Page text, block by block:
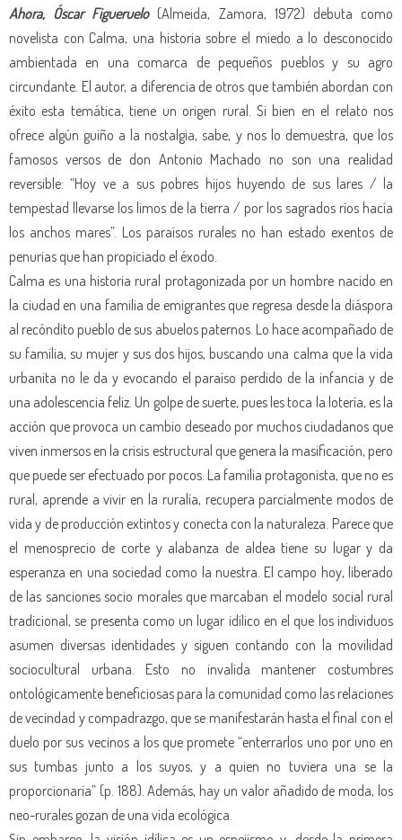
Ahora, Óscar Figueruelo(Almeida, Zamora, 1972) debuta como
novelista con Calma, una historia sobre el miedo a lo desconocido
ambientada en una comarca de pequeños pueblos y su agro
circundante. El autor, a diferencia de otros que también abordan con
éxito esta temática, tiene un origen rural. Si bien en el relato nos
ofrece algún guiño a la nostalgia, sabe, y nos lo demuestra, que los
famosos versos de don Antonio Machado no son una realidad
reversible: “Hoy ve a sus pobres hijos huyendo de sus lares / la
tempestad llevarse los limos de la tierra / por los sagrados ríos hacía
los anchos mares”. Los paraísos rurales no han estado exentos de
penurias que han propiciado el éxodo.
Calma es una historia rural protagonizada por un hombre nacido en
la ciudad en una familia de emigrantes que regresa desde la diáspora
al recóndito pueblo de sus abuelos paternos. Lo hace acompañado de
su familia, su mujer y sus dos hijos, buscando una calma que la vida
urbanita no le da y evocando el paraíso perdido de la infancia y de
una adolescencia feliz. Un golpe de suerte, pues les toca la lotería, es la
acción que provoca un cambio deseado por muchos ciudadanos que
viven inmersos en la crisis estructural que genera la masificación, pero
que puede ser efectuado por pocos. La familia protagonista, que no es
rural, aprende a vivir en la ruralía, recupera parcialmente modos de
vida y de producción extintos y conecta con la naturaleza. Parece que
el menosprecio de corte y alabanza de aldea tiene su lugar y da
esperanza en una sociedad como la nuestra. El campo hoy, liberado
de las sanciones socio morales que marcaban el modelo social rural
tradicional, se presenta como un lugar idílico en el que los individuos
asumen diversas identidades y siguen contando con la movilidad
sociocultural urbana. Esto no invalida mantener costumbres
ontológicamente beneficiosas para la comunidad como las relaciones
de vecindad y compadrazgo, que se manifestarán hasta el final con el
duelo por sus vecinos a los que promete “enterrarlos uno por uno en
sus tumbas junto a los suyos, y a quien no tuviera una se la
proporcionaría” (p. 188). Además, hay un valor añadido de moda, los
neo-rurales gozan de una vida ecológica.